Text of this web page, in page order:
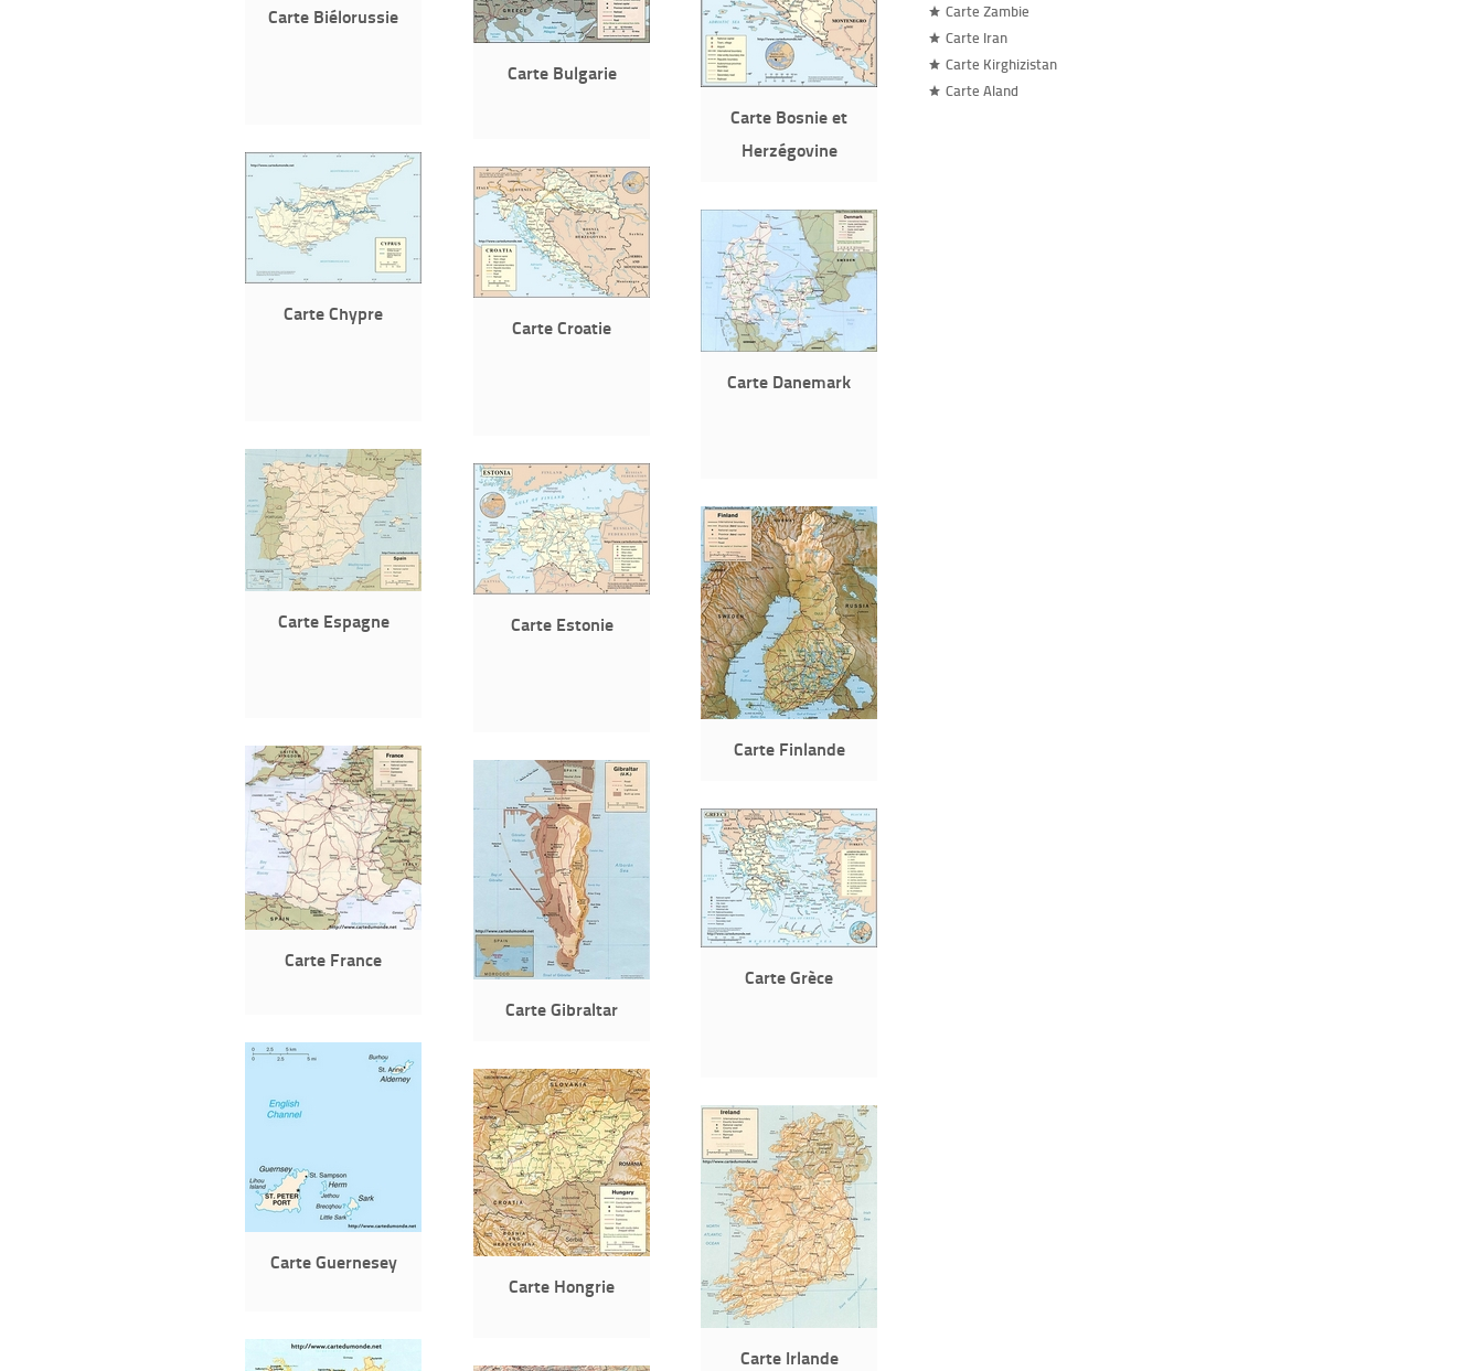
Carte Biélorussie
Carte Bosnie et
Herzégovine
Carte Bulgarie
Carte Chypre
Carte Croatie
Carte Danemark
Carte Espagne Carte Estonie
Carte Finlande
Carte France
Carte Gibraltar
Carte Grèce
Carte Guernesey
Carte Hongrie
Carte Irlande
Carte Zambie
Carte Iran
Carte Kirghizistan
Carte Aland